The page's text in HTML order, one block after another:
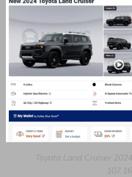
Toyota Land Cruiser